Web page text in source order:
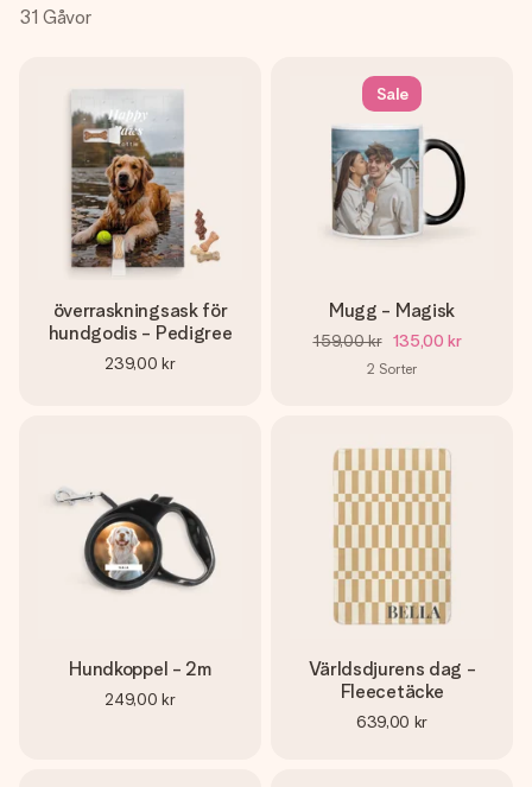
31 Gåvor
överraskningsask för
hundgodis - Pedigree
239,00 kr
Sale
Mugg - Magisk
159,00 kr 135,00 kr
2 Sorter
Hundkoppel - 2m
249,00 kr
Världsdjurens dag -
Fleecetäcke
639,00 kr